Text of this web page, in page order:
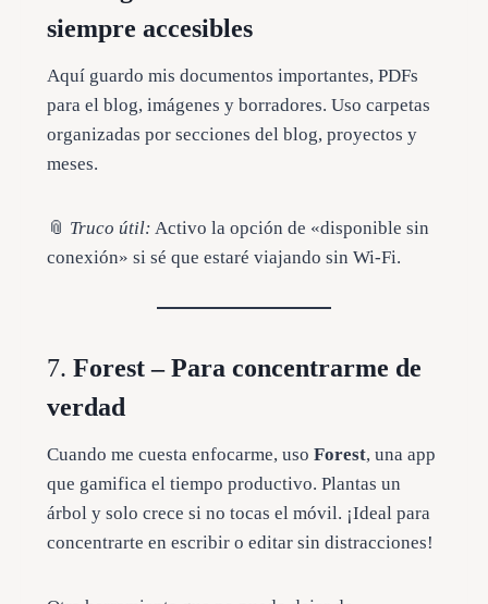
siempre accesibles
Aquí guardo mis documentos importantes, PDFs
para el blog, imágenes y borradores. Uso carpetas
organizadas por secciones del blog, proyectos y
meses.
📎 Truco útil: Activo la opción de «disponible sin
conexión» si sé que estaré viajando sin Wi-Fi.
7. Forest – Para concentrarme de
verdad
Cuando me cuesta enfocarme, uso Forest, una app
que gamifica el tiempo productivo. Plantas un
árbol y solo crece si no tocas el móvil. ¡Ideal para
concentrarte en escribir o editar sin distracciones!